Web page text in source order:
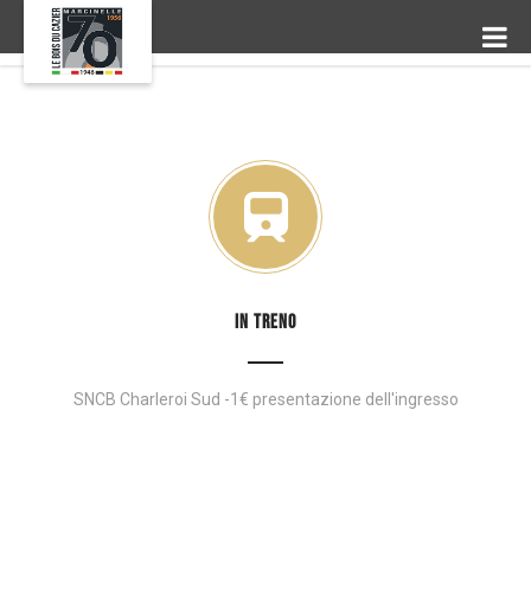
IN TRENO
SNCB Charleroi Sud -1€ presentazione dell'ingresso